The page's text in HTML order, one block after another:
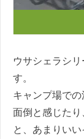
ウサシェラシ
す。
キャンプ場で
面倒と感じた
と、あまりいい